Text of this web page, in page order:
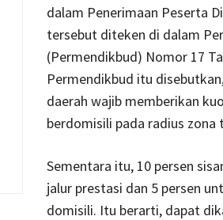
dalam Penerimaan Peserta
tersebut diteken di dalam
(Permendikbud) Nomor 17
Permendikbud itu
daerah wajib memberikan
berdomisili pada radius
Sementara itu, 10 persen
jalur prestasi dan 5 persen
domisili. Itu berarti, dapat